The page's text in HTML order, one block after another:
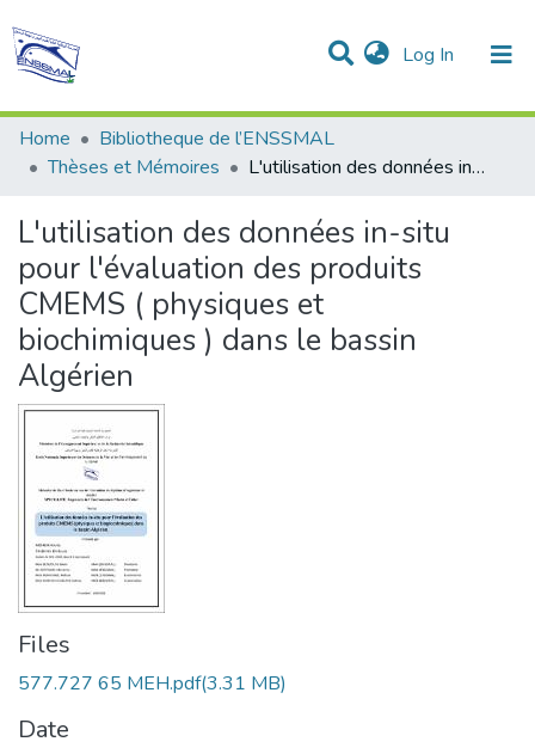
Log In (current)
Communities & Collections
Statistics
All of DSpace
Home
Bibliotheque de l’ENSSMAL
Thèses et Mémoires
L'utilisation des données in-situ pour l'évaluation des produits CMEMS ( physiques et biochimiques ) dans le bassin Algérien
L'utilisation des données in-situ
pour l'évaluation des produits
CMEMS ( physiques et
biochimiques ) dans le bassin
Algérien
Files
577.727 65 MEH.pdf(3.31 MB)
Date